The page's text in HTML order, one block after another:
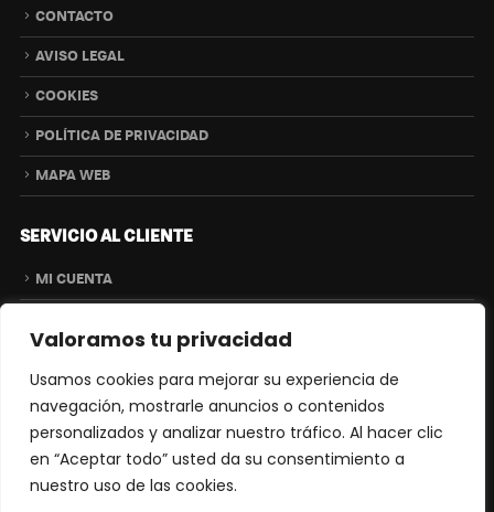
Valoramos tu privacidad
Usamos cookies para mejorar su experiencia de
navegación, mostrarle anuncios o contenidos
personalizados y analizar nuestro tráfico. Al hacer clic
en “Aceptar todo” usted da su consentimiento a
nuestro uso de las cookies.
CONTACTO
AVISO LEGAL
COOKIES
POLÍTICA DE PRIVACIDAD
MAPA WEB
SERVICIO AL CLIENTE
MI CUENTA
CONDICIONES
CONTACTO